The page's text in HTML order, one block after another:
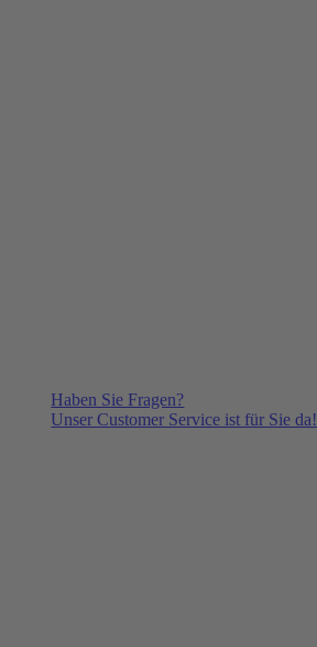
Haben Sie Fragen?
Unser Customer Service ist für Sie da!